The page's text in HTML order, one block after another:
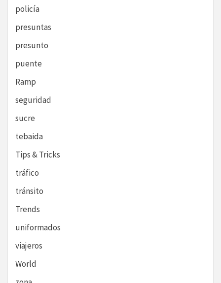
policía
presuntas
presunto
puente
Ramp
seguridad
sucre
tebaida
Tips & Tricks
tráfico
tránsito
Trends
uniformados
viajeros
World